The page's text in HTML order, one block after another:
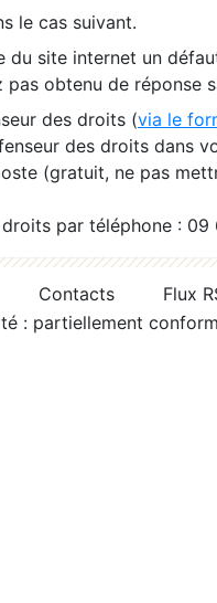
le cas suivant.
du site internet un
pas obtenu de réponse
des droits (via le
des droits dans
(gratuit, ne pas
par téléphone :
Contacts
Flux
: partiellement